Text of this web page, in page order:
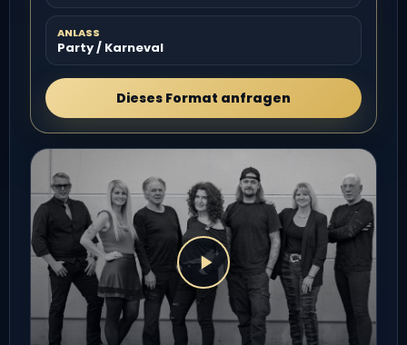
ANLASS
Party / Karneval
Dieses Format anfragen